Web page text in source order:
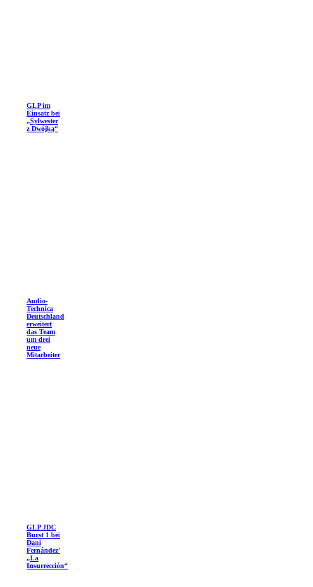
GLP im
Einsatz bei
„Sylwester
z Dwójką“
Audio-
Technica
Deutschland
erweitert
das Team
um drei
neue
Mitarbeiter
GLP JDC
Burst 1 bei
Dani
Fernández’
„La
Insurrección“